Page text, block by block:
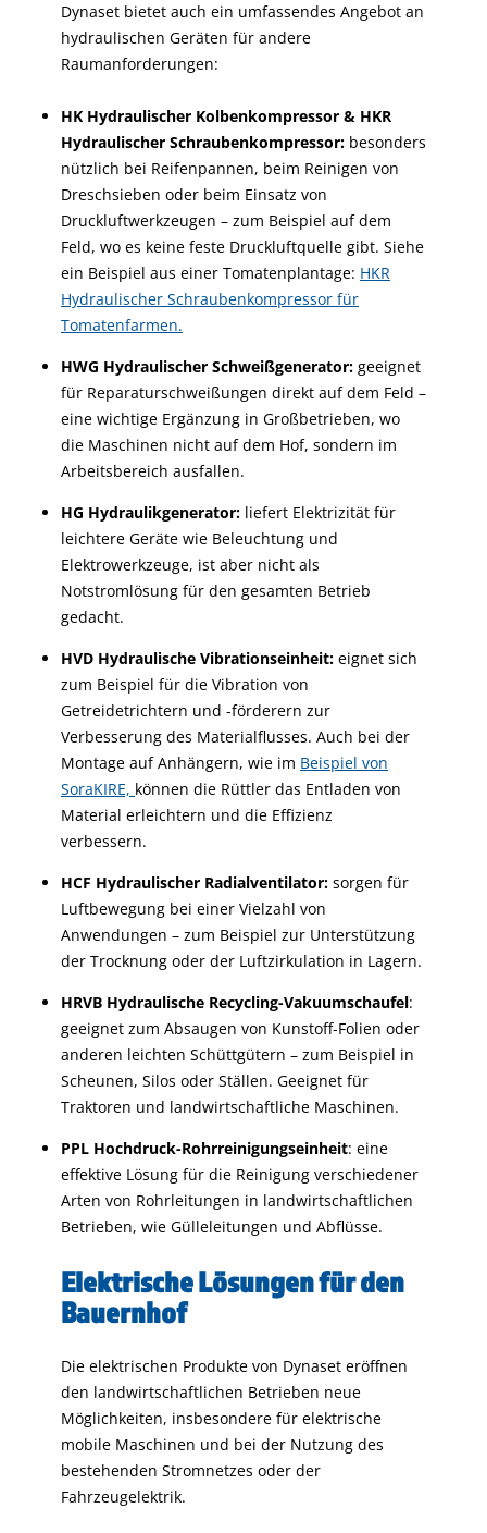
Dynaset bietet auch ein umfassendes Angebot an
hydraulischen Geräten für andere
Raumanforderungen:
HK Hydraulischer Kolbenkompressor & HKR
Hydraulischer Schraubenkompressor: besonders
nützlich bei Reifenpannen, beim Reinigen von
Dreschsieben oder beim Einsatz von
Druckluftwerkzeugen – zum Beispiel auf dem
Feld, wo es keine feste Druckluftquelle gibt. Siehe
ein Beispiel aus einer Tomatenplantage: HKR
Hydraulischer Schraubenkompressor für
Tomatenfarmen.
HWG Hydraulischer Schweißgenerator: geeignet
für Reparaturschweißungen direkt auf dem Feld –
eine wichtige Ergänzung in Großbetrieben, wo
die Maschinen nicht auf dem Hof, sondern im
Arbeitsbereich ausfallen.
HG Hydraulikgenerator: liefert Elektrizität für
leichtere Geräte wie Beleuchtung und
Elektrowerkzeuge, ist aber nicht als
Notstromlösung für den gesamten Betrieb
gedacht.
HVD Hydraulische Vibrationseinheit: eignet sich
zum Beispiel für die Vibration von
Getreidetrichtern und -förderern zur
Verbesserung des Materialflusses. Auch bei der
Montage auf Anhängern, wie im Beispiel von
SoraKIRE, können die Rüttler das Entladen von
Material erleichtern und die Effizienz
verbessern.
HCF Hydraulischer Radialventilator: sorgen für
Luftbewegung bei einer Vielzahl von
Anwendungen – zum Beispiel zur Unterstützung
der Trocknung oder der Luftzirkulation in Lagern.
HRVB Hydraulische Recycling-Vakuumschaufel:
geeignet zum Absaugen von Kunstoff-Folien oder
anderen leichten Schüttgütern – zum Beispiel in
Scheunen, Silos oder Ställen. Geeignet für
Traktoren und landwirtschaftliche Maschinen.
PPL Hochdruck-Rohrreinigungseinheit: eine
effektive Lösung für die Reinigung verschiedener
Arten von Rohrleitungen in landwirtschaftlichen
Betrieben, wie Gülleleitungen und Abflüsse.
Elektrische Lösungen für den
Bauernhof
Die elektrischen Produkte von Dynaset eröffnen
den landwirtschaftlichen Betrieben neue
Möglichkeiten, insbesondere für elektrische
mobile Maschinen und bei der Nutzung des
bestehenden Stromnetzes oder der
Fahrzeugelektrik.